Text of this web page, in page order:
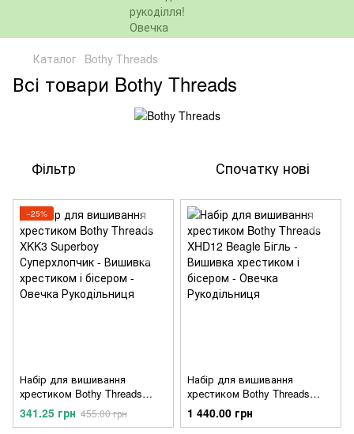
Каталог Bothy Threads
Всі товари Bothy Threads
Фільтр Спочатку нові
−25%
Набір для вишивання
хрестиком Bothy Threads
XKK3 Superboy Суперхлопчик
341.25 грн 455.00 грн
Набір для вишивання
хрестиком Bothy Threads
XHD12 Beagle Бігль
1 440.00 грн